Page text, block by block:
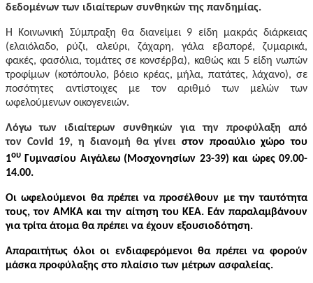
δεδομένων των ιδιαίτερων συνθηκών της πανδημίας.
Η Κοινωνική Σύμπραξη θα διανείμει 9 είδη μακράς διάρκειας
(ελαιόλαδο, ρύζι, αλεύρι, ζάχαρη, γάλα εβαπορέ, ζυμαρικά,
φακές, φασόλια, τομάτες σε κονσέρβα), καθώς και 5 είδη νωπών
τροφίμων (κοτόπουλο, βόειο κρέας, μήλα, πατάτες, λάχανο), σε
ποσότητες αντίστοιχες με τον αριθμό των μελών των
ωφελούμενων οικογενειών.
Λόγω των ιδιαίτερων συνθηκών για την προφύλαξη από
τον Covid 19, η διανομή θα γίνει στον προαύλιο χώρο του
1ου Γυμνασίου Αιγάλεω (Μοσχονησίων 23-39) και ώρες 09.00-
14.00.
Οι ωφελούμενοι θα πρέπει να προσέλθουν με την ταυτότητα
τους, τον ΑΜΚΑ και την αίτηση του ΚΕΑ. Εάν παραλαμβάνουν
για τρίτα άτομα θα πρέπει να έχουν εξουσιοδότηση.
Απαραιτήτως όλοι οι ενδιαφερόμενοι θα πρέπει να φορούν
μάσκα προφύλαξης στο πλαίσιο των μέτρων ασφαλείας.